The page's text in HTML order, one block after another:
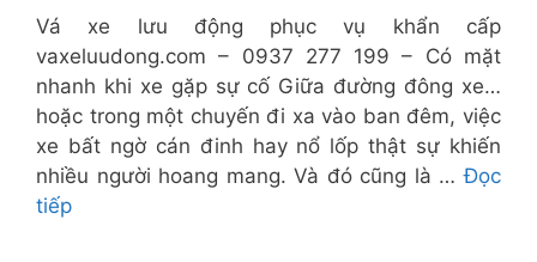
Vá xe lưu động phục vụ khẩn cấp
vaxeluudong.com – 0937 277 199 – Có mặt
nhanh khi xe gặp sự cố Giữa đường đông xe…
hoặc trong một chuyến đi xa vào ban đêm, việc
xe bất ngờ cán đinh hay nổ lốp thật sự khiến
nhiều người hoang mang. Và đó cũng là …Đọc
tiếp